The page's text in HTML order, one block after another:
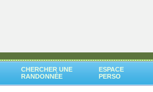
CHERCHER UNE
RANDONNÉE
ESPACE
PERSO